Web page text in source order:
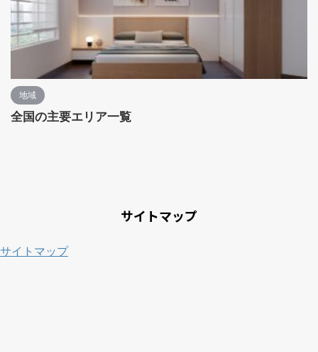
地域
全国の主要エリア一覧
サイトマップ
サイトマップ